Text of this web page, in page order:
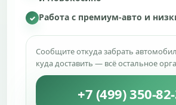
✓ Работа с премиум-авто и
Сообщите откуда забрать
куда доставить — всё остальное
+7 (499) 350-